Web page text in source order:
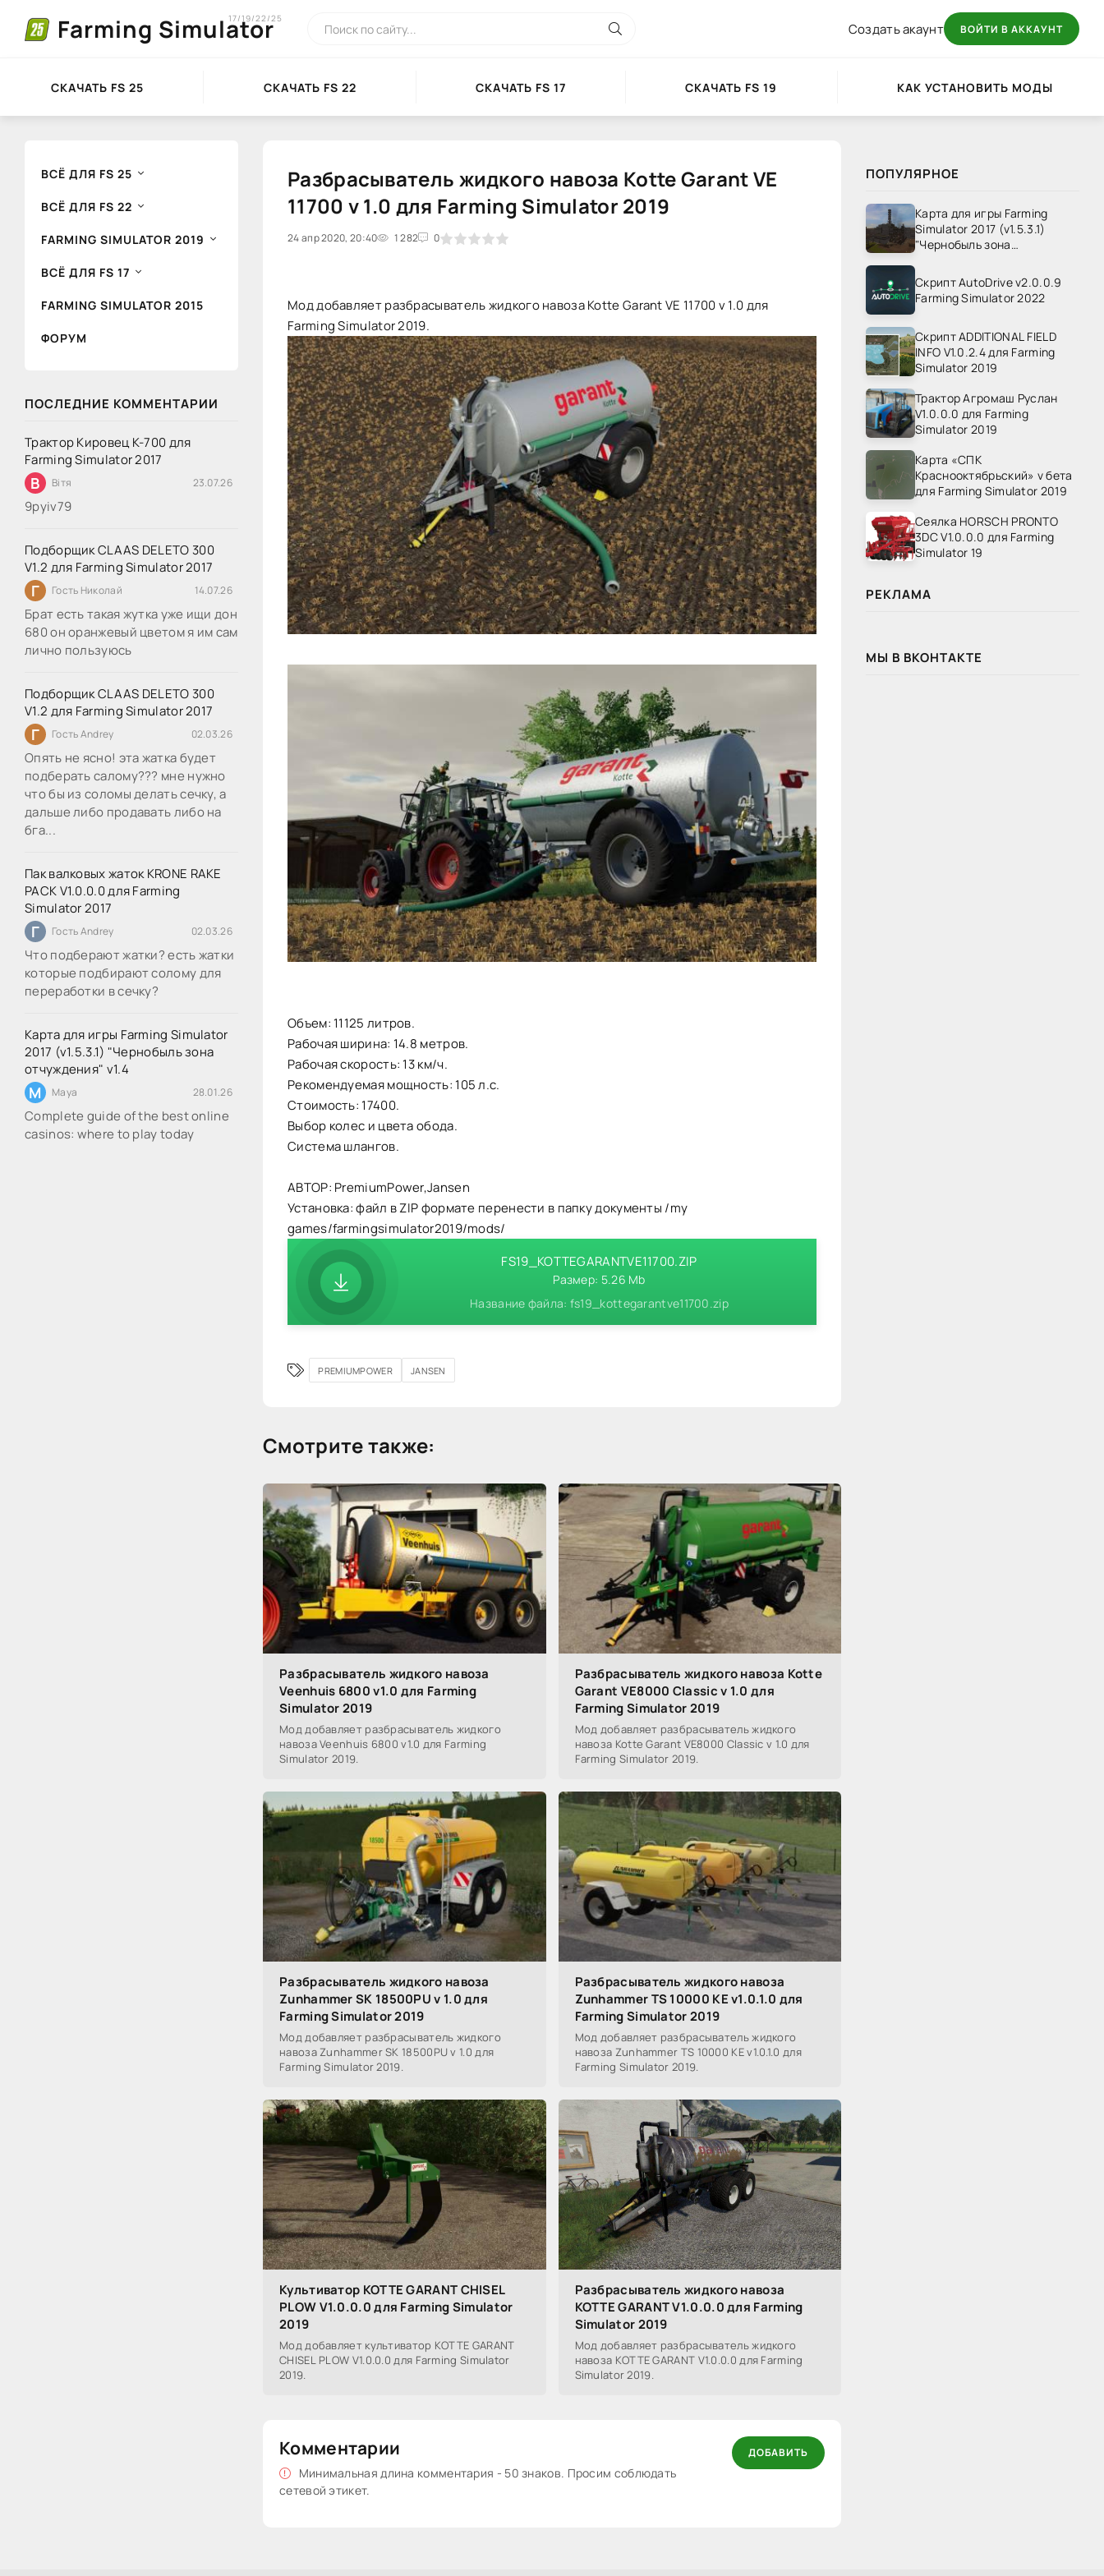
Farming Simulator
17/19/22/25
Создать акаунт ВОЙТИ В АККАУНТ
СКАЧАТЬ FS 25 СКАЧАТЬ FS 22 СКАЧАТЬ FS 17 СКАЧАТЬ FS 19 КАК УСТАНОВИТЬ МОДЫ
ВСЁ ДЛЯ FS 25
ВСЁ ДЛЯ FS 22
FARMING SIMULATOR 2019
ВСЁ ДЛЯ FS 17
FARMING SIMULATOR 2015
ФОРУМ
ПОСЛЕДНИЕ КОММЕНТАРИИ
Трактор Кировец К-700 для
Farming Simulator 2017
В Вітя 23.07.26
9руіv79
Подборщик CLAAS DELETO 300
V1.2 для Farming Simulator 2017
Г Гость Николай 14.07.26
Брат есть такая жутка уже ищи дон
680 он оранжевый цветом я им сам
лично пользуюсь
Подборщик CLAAS DELETO 300
V1.2 для Farming Simulator 2017
Г Гость Andrey 02.03.26
Опять не ясно! эта жатка будет
подберать салому??? мне нужно
что бы из соломы делать сечку, а
дальше либо продавать либо на
бга...
Пак валковых жаток KRONE RAKE
PACK V1.0.0.0 для Farming
Simulator 2017
Г Гость Andrey 02.03.26
Что подберают жатки? есть жатки
которые подбирают солому для
переработки в сечку?
Карта для игры Farming Simulator
2017 (v1.5.3.1) "Чернобыль зона
отчуждения" v1.4
M Maya 28.01.26
Complete guide of the best online
casinos: where to play today
Разбрасыватель жидкого навоза Kotte Garant VE
11700 v 1.0 для Farming Simulator 2019
24 апр 2020, 20:40 1 282 0
1 2 3 4 5
Мод добавляет разбрасыватель жидкого навоза Kotte Garant VE 11700 v 1.0 для
Farming Simulator 2019.
Объем: 11125 литров.
Рабочая ширина: 14.8 метров.
Рабочая скорость: 13 км/ч.
Рекомендуемая мощность: 105 л.с.
Стоимость: 17400.
Выбор колес и цвета обода.
Система шлангов.
АВТОР: PremiumPower,Jansen
Установка: файл в ZIP формате перенести в папку документы /my
games/farmingsimulator2019/mods/
FS19_KOTTEGARANTVE11700.ZIP
Размер: 5.26 Mb
Название файла: fs19_kottegarantve11700.zip
PREMIUMPOWER JANSEN
Смотрите также:
Разбрасыватель жидкого навоза
Veenhuis 6800 v1.0 для Farming
Simulator 2019
Мод добавляет разбрасыватель жидкого
навоза Veenhuis 6800 v1.0 для Farming
Simulator 2019.
Разбрасыватель жидкого навоза Kotte
Garant VE8000 Classic v 1.0 для
Farming Simulator 2019
Мод добавляет разбрасыватель жидкого
навоза Kotte Garant VE8000 Classic v 1.0 для
Farming Simulator 2019.
Разбрасыватель жидкого навоза
Zunhammer SK 18500PU v 1.0 для
Farming Simulator 2019
Мод добавляет разбрасыватель жидкого
навоза Zunhammer SK 18500PU v 1.0 для
Farming Simulator 2019.
Разбрасыватель жидкого навоза
Zunhammer TS 10000 KE v1.0.1.0 для
Farming Simulator 2019
Мод добавляет разбрасыватель жидкого
навоза Zunhammer TS 10000 KE v1.0.1.0 для
Farming Simulator 2019.
Культиватор KOTTE GARANT CHISEL
PLOW V1.0.0.0 для Farming Simulator
2019
Мод добавляет культиватор KOTTE GARANT
CHISEL PLOW V1.0.0.0 для Farming Simulator
2019.
Разбрасыватель жидкого навоза
KOTTE GARANT V1.0.0.0 для Farming
Simulator 2019
Мод добавляет разбрасыватель жидкого
навоза KOTTE GARANT V1.0.0.0 для Farming
Simulator 2019.
Комментарии
Минимальная длина комментария - 50 знаков. Просим соблюдать
сетевой этикет.
ДОБАВИТЬ
ПОПУЛЯРНОЕ
Карта для игры Farming
Simulator 2017 (v1.5.3.1)
"Чернобыль зона
Скрипт AutoDrive v2.0.0.9
Farming Simulator 2022
Скрипт ADDITIONAL FIELD
INFO V1.0.2.4 для Farming
Simulator 2019
Трактор Агромаш Руслан
V1.0.0.0 для Farming
Simulator 2019
Карта «СПК
Краснооктябрьский» v бета
для Farming Simulator 2019
Сеялка HORSCH PRONTO
3DC V1.0.0.0 для Farming
Simulator 19
РЕКЛАМА
МЫ В ВКОНТАКТЕ